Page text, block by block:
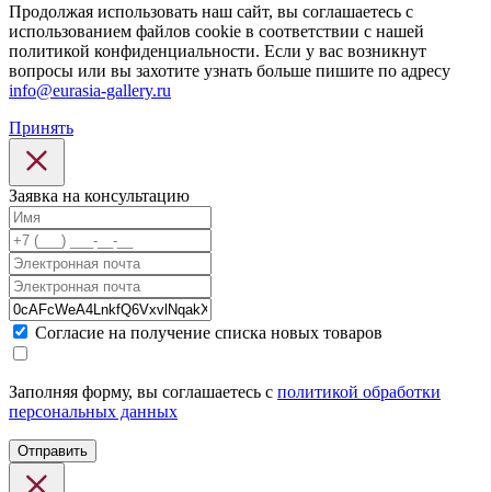
Продолжая использовать наш сайт, вы соглашаетесь с
использованием файлов cookie в соответствии с нашей
политикой конфиденциальности. Если у вас возникнут
вопросы или вы захотите узнать больше пишите по адресу
info@eurasia-gallery.ru
Принять
Заявка на консультацию
Cогласие на получение списка новых товаров
Заполняя форму, вы соглашаетесь с политикой обработки
персональных данных
Отправить